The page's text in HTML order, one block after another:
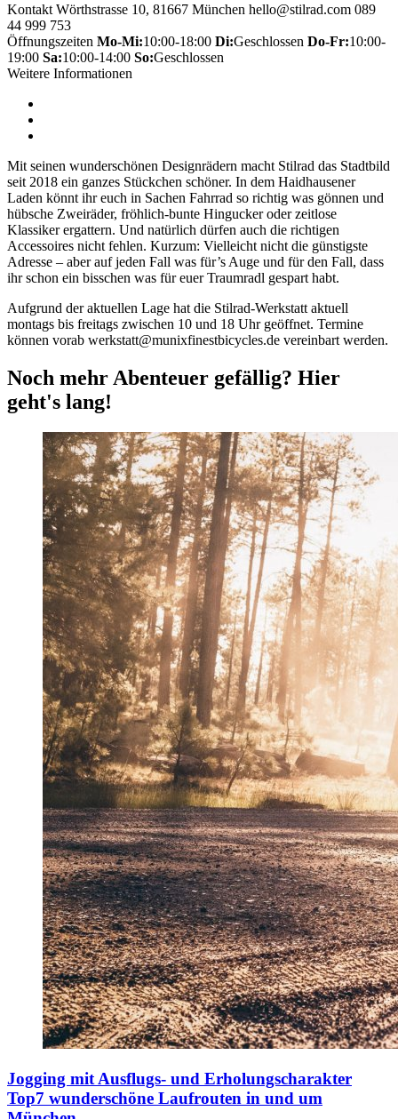
Kontakt Wörthstrasse 10, 81667 München hello@stilrad.com 089
44 999 753
Öffnungszeiten Mo-Mi:10:00-18:00 Di:Geschlossen Do-Fr:10:00-
19:00 Sa:10:00-14:00 So:Geschlossen
Weitere Informationen
Mit seinen wunderschönen Designrädern macht Stilrad das Stadtbild
seit 2018 ein ganzes Stückchen schöner. In dem Haidhausener
Laden könnt ihr euch in Sachen Fahrrad so richtig was gönnen und
hübsche Zweiräder, fröhlich-bunte Hingucker oder zeitlose
Klassiker ergattern. Und natürlich dürfen auch die richtigen
Accessoires nicht fehlen. Kurzum: Vielleicht nicht die günstigste
Adresse – aber auf jeden Fall was für’s Auge und für den Fall, dass
ihr schon ein bisschen was für euer Traumradl gespart habt.
Aufgrund der aktuellen Lage hat die Stilrad-Werkstatt aktuell
montags bis freitags zwischen 10 und 18 Uhr geöffnet. Termine
können vorab werkstatt@munixfinestbicycles.de vereinbart werden.
Noch mehr Abenteuer gefällig? Hier
geht's lang!
Jogging mit Ausflugs- und Erholungscharakter
Top7 wunderschöne Laufrouten in und um